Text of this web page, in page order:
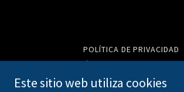
POLÍTICA DE PRIVACIDAD
TÉRMINOS Y CONDICIONES
Este sitio web utiliza cookies